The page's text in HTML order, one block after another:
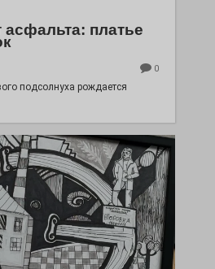
платье
0
подсолнуха рождается